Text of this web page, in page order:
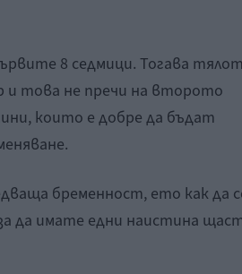
8 седмици. Тогава
и това не пречи на второто
които е добре да бъдат
бременност, ето как да
да имате едни наистина